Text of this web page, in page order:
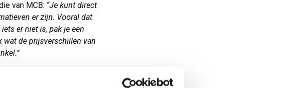
van MCB: “Je kunt direct
er zijn. Vooral dat
er niet is, pak je een
wat de prijsverschillen van